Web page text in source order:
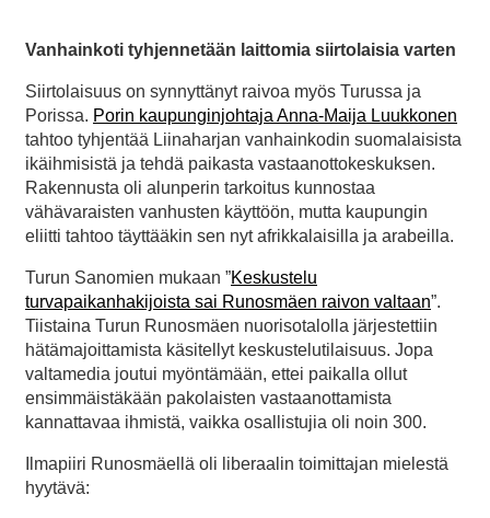
Vanhainkoti tyhjennetään laittomia siirtolaisia varten
Siirtolaisuus on synnyttänyt raivoa myös Turussa ja
Porissa. Porin kaupunginjohtaja Anna-Maija Luukkonen
tahtoo tyhjentää Liinaharjan vanhainkodin suomalaisista
ikäihmisistä ja tehdä paikasta vastaanottokeskuksen.
Rakennusta oli alunperin tarkoitus kunnostaa
vähävaraisten vanhusten käyttöön, mutta kaupungin
eliitti tahtoo täyttääkin sen nyt afrikkalaisilla ja arabeilla.
Turun Sanomien mukaan ”Keskustelu
turvapaikanhakijoista sai Runosmäen raivon valtaan”.
Tiistaina Turun Runosmäen nuorisotalolla järjestettiin
hätämajoittamista käsitellyt keskustelutilaisuus. Jopa
valtamedia joutui myöntämään, ettei paikalla ollut
ensimmäistäkään pakolaisten vastaanottamista
kannattavaa ihmistä, vaikka osallistujia oli noin 300.
Ilmapiiri Runosmäellä oli liberaalin toimittajan mielestä
hyytävä: